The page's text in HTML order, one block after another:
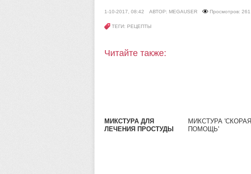
1-10-2017, 08:42 АВТОР: MEGAUSER Просмотров: 261
ТЕГИ: РЕЦЕПТЫ
Читайте также:
МИКСТУРА ДЛЯ
ЛЕЧЕНИЯ ПРОСТУДЫ
МИКСТУРА 'СКОРАЯ
ПОМОЩЬ'